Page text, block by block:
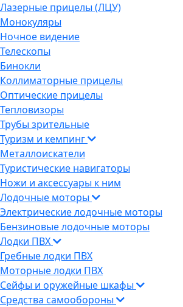
Лазерные прицелы (ЛЦУ)
Монокуляры
Ночное видение
Телескопы
Бинокли
Коллиматорные прицелы
Оптические прицелы
Тепловизоры
Трубы зрительные
Туризм и кемпинг
Металлоискатели
Туристические навигаторы
Ножи и аксессуары к ним
Лодочные моторы
Электрические лодочные моторы
Бензиновые лодочные моторы
Лодки ПВХ
Гребные лодки ПВХ
Моторные лодки ПВХ
Сейфы и оружейные шкафы
Средства самообороны